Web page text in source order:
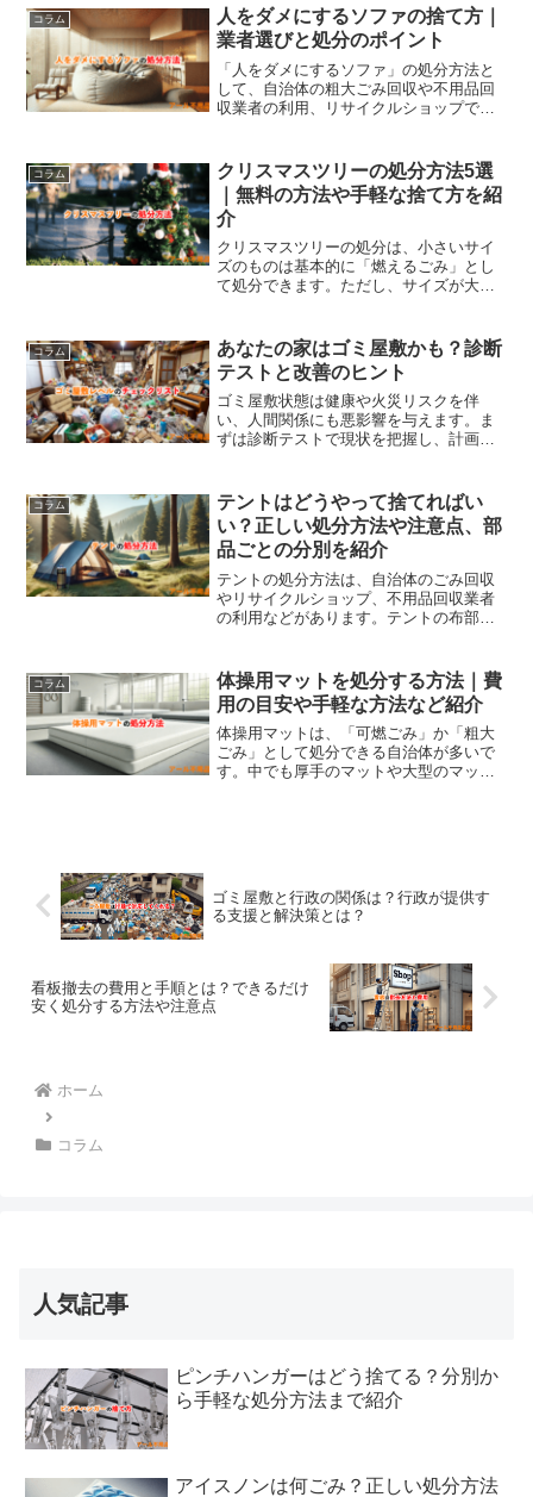
ールによって異なるため、まずは確認が
必要です。無料で処分する方法として
は、小型家電リサイクルボックスの利用
や、リサイクルショップでの買取、フリ
マアプリを活用して譲渡する方法があり
ます。まだ使用できる状態の体重計であ
コラム
人をダメにするソファの捨て方｜
業者選びと処分のポイント
「人をダメにするソファ」の処分方法と
して、自治体の粗大ごみ回収や不用品回
収業者の利用、リサイクルショップでの
指定のごみ袋に入れば家庭ごみとして出
すことも可能です。無料で処分するに
は、リサイクルやフリマアプリでの売却
が有効です。不用品回収業者を利用すれ
ば、手軽に自宅まで回収に来てもらえ、
大型家具もまとめて処分できます。
コラム
クリスマスツリーの処分方法5選
｜無料の方法や手軽な捨て方を紹
介
クリスマスツリーの処分は、小さいサイ
ズのものは基本的に「燃えるごみ」とし
て処分できます。ただし、サイズが大き
ては、自治体の回収や地域イベント、
SNSでの譲渡が挙げられます。装飾品の
取り外しやツリーの状態確認など、処分
時の注意点を守り、計画的に進めること
で効率よく片付けが可能です。
コラム
あなたの家はゴミ屋敷かも？診断
テストと改善のヒント
ゴミ屋敷状態は健康や火災リスクを伴
い、人間関係にも悪影響を与えます。ま
ずは診断テストで現状を把握し、計画的
場合は不用品回収業者に依頼するのがお
すすめです。業者の費用は部屋の広さや
ゴミの量によって異なり、1部屋で5万〜
10万円、3LDKで20万〜50万円が目安で
す。快適な住環境を取り戻すため、早め
の対応を心がけましょう。
コラム
テントはどうやって捨てればい
い？正しい処分方法や注意点、部
品ごとの分別を紹介
テントの処分方法は、自治体のごみ回収
やリサイクルショップ、不用品回収業者
の利用などがあります。テントの布部分
が、自治体のルールに従う必要がありま
す。まだ使用可能なテントは、リサイク
ルショップやフリマアプリで売却するこ
とも可能です。大きなテントや処分が難
しい場合は、不用品回収業者が便利で、
即日対応も可能です。
コラム
体操用マットを処分する方法｜費
用の目安や手軽な方法など紹介
体操用マットは、「可燃ごみ」か「粗大
ごみ」として処分できる自治体が多いで
す。中でも厚手のマットや大型のマット
ゴミ屋敷と行政の関係は？行政が提供す
る支援と解決策とは？
看板撤去の費用と手順とは？できるだけ
安く処分する方法や注意点
ホーム
コラム
人気記事
ピンチハンガーはどう捨てる？分別か
ら手軽な処分方法まで紹介
アイスノンは何ごみ？正しい処分方法